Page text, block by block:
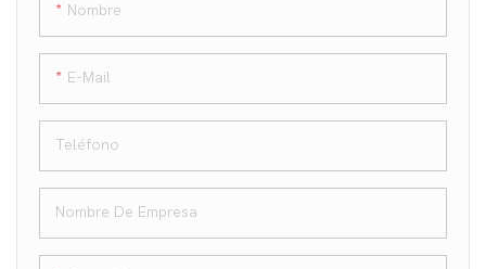
Nombre
E-Mail
Teléfono
Nombre De Empresa